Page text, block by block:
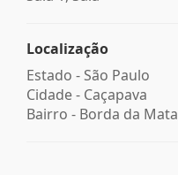
Localização
Estado - São Paulo
Cidade - Caçapava
Bairro - Borda da Mata